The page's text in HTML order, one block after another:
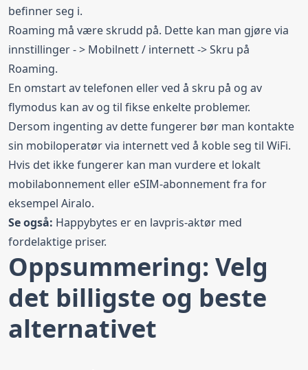
befinner seg i.
Roaming må være skrudd på. Dette kan man gjøre via
innstillinger - > Mobilnett / internett -> Skru på
Roaming.
En omstart av telefonen eller ved å skru på og av
flymodus kan av og til fikse enkelte problemer.
Dersom ingenting av dette fungerer bør man kontakte
sin mobiloperatør via internett ved å koble seg til WiFi.
Hvis det ikke fungerer kan man vurdere et lokalt
mobilabonnement eller eSIM-abonnement fra for
eksempel Airalo.
Se også: Happybytes er en lavpris-aktør med
fordelaktige priser.
Oppsummering: Velg
det billigste og beste
alternativet